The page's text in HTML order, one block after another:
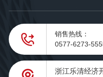
销售热线：
0577-6273-
浙江乐清经济